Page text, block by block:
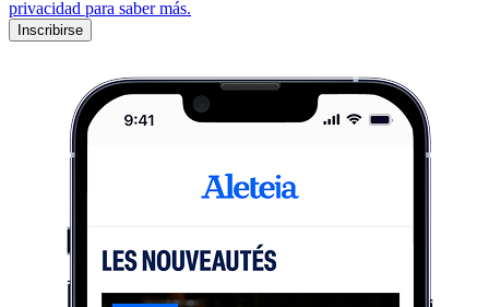
privacidad para saber más.
Inscribirse